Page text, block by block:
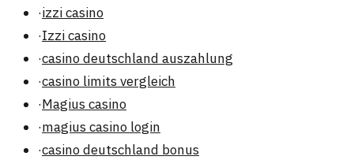
·izzi casino
·Izzi casino
·casino deutschland auszahlung
·casino limits vergleich
·Magius casino
·magius casino login
·casino deutschland bonus